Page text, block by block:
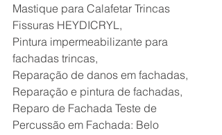
Mastique para Calafetar Trincas
Fissuras HEYDICRYL,
Pintura impermeabilizante para
fachadas trincas,
Reparação de danos em fachadas,
Reparação e pintura de fachadas,
Reparo de Fachada Teste de
Percussão em Fachada: Belo